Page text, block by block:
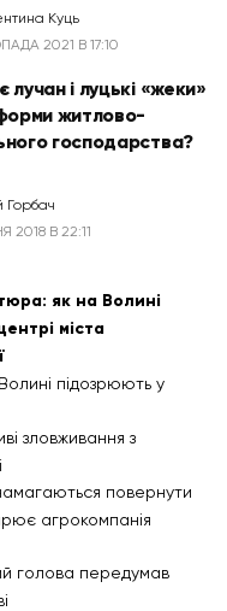
Куць
2021 В 17:10
і луцькі «жеки»
житлово-
господарства?
Горбач
2018 В 22:11
як на Волині
міста
підозрюють у
зловживання з
повернути
агрокомпанія
голова передумав